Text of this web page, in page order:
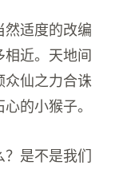
适度的改编
近。天地间
仙之力合诛
的小猴子。
是不是我们